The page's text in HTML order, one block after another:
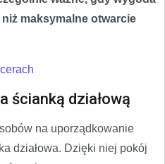
maksymalne otwarcie
ścianką działową
na uporządkowanie
działowa. Dzięki niej pokój